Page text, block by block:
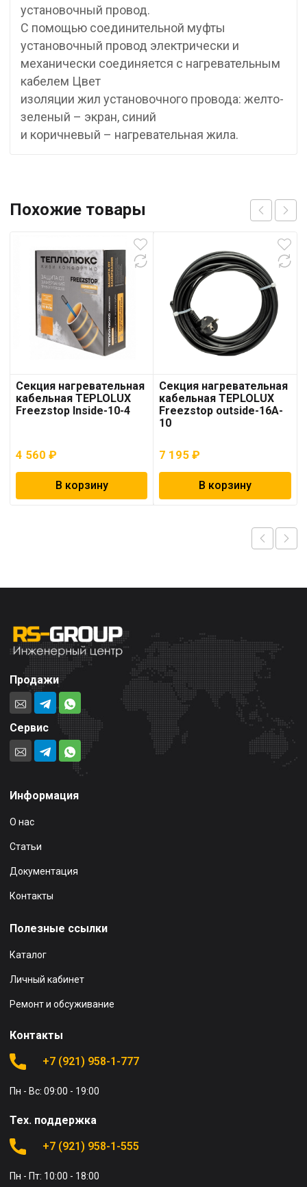
установочный провод.
С помощью соединительной муфты
установочный провод электрически и
механически соединяется с нагревательным
кабелем Цвет
изоляции жил установочного провода: желто-
зеленый – экран, синий
и коричневый – нагревательная жила.
Похожие товары
Секция нагревательная
кабельная TEPLOLUX
Freezstop Inside-10-4
4 560 ₽
В корзину
Секция нагревательная
кабельная TEPLOLUX
Freezstop outside-16A-
10
7 195₽
В корзину
Продажи
Сервис
Информация
О нас
Статьи
Документация
Контакты
Полезные ссылки
Каталог
Личный кабинет
Ремонт и обсуживание
Контакты
+7 (921) 958-1-777
Пн - Вс: 09:00 - 19:00
Тех. поддержка
+7 (921) 958-1-555
Пн - Пт: 10:00 - 18:00